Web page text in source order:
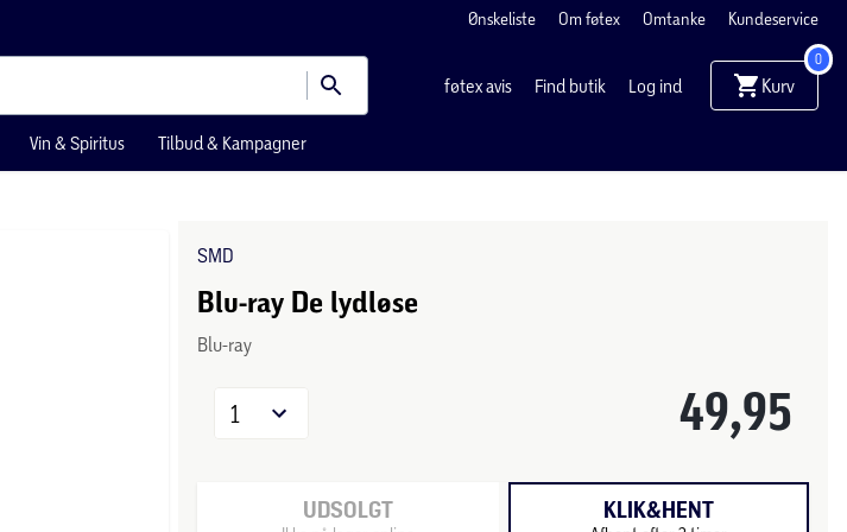
Ønskeliste Om føtex Omtanke Kundeservice
føtex avis Find butik Log ind Kurv
0
Vin & Spiritus Tilbud & Kampagner
SMD
Blu-ray De lydløse
Blu-ray
49,95
1
UDSOLGT KLIK&HENT